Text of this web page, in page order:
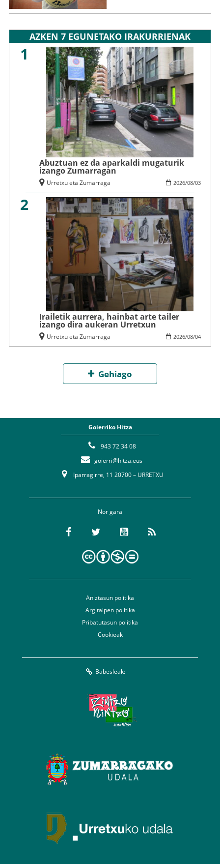
AZKEN 7 EGUNETAKO IRAKURRIENAK
1
Abuztuan ez da aparkaldi mugaturik
izango Zumarragan
2026/08/03
Urretxu eta Zumarraga
2
Irailetik aurrera, hainbat arte tailer
izango dira aukeran Urretxun
2026/08/04
Urretxu eta Zumarraga
Gehiago
Goierriko Hitza
943 72 34 08
goierri@hitza.eus
Iparragirre, 11 20700 – URRETXU
Nor gara
Aniztasun politika
Argitalpen politika
Pribatutasun politika
Cookieak
Babesleak: